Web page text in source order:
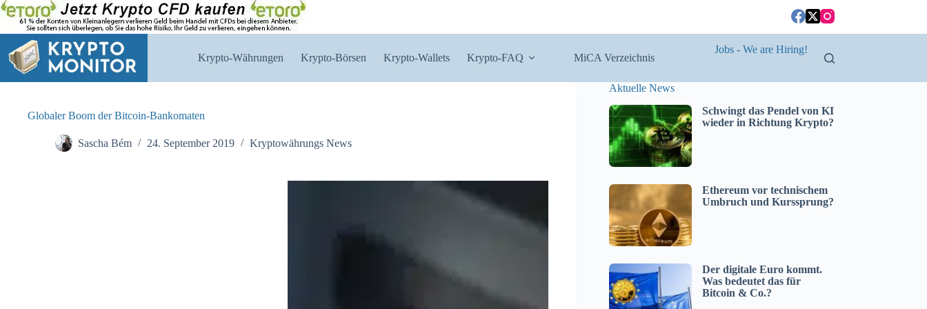
Zum
Inhalt
springen
Krypto-Währungen Krypto-Börsen Krypto-Wallets Krypto-FAQ MiCA Verzeichnis
Jobs - We are Hiring!
Globaler Boom der Bitcoin-Bankomaten
Sascha Bém 24. September 2019 Kryptowährungs News
Aktuelle News
Schwingt das Pendel von KI
wieder in Richtung Krypto?
Ethereum vor technischem
Umbruch und Kurssprung?
Der digitale Euro kommt.
Was bedeutet das für
Bitcoin & Co.?